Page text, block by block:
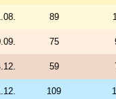
89
75
59
109